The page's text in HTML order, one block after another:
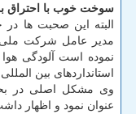
سوخت خوب با احتراق
البته این صحبت ها
مدیر عامل شركت ملی
نموده است آلودگی
استانداردهای بین
وی مشكل اصلی در
عنوان نمود و اظهار